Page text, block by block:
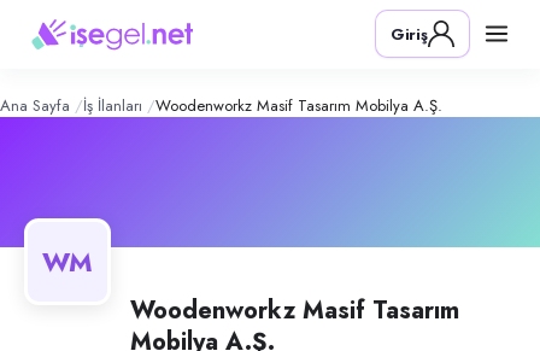
Masif Tasarım
Konum:
Woodenworkz Masif Tasarım Mobilya A.Ş., İstanbul Kağıthane'de
Giriş
Ana Sayfa İş İlanları Woodenworkz Masif Tasarım Mobilya A.Ş.
WM
Woodenworkz Masif Tasarım
Mobilya A.Ş.